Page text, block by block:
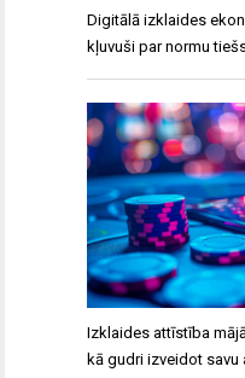
Digitālā izklaides
kļuvuši par normu
Izklaides attīstība
kā gudri izveidot